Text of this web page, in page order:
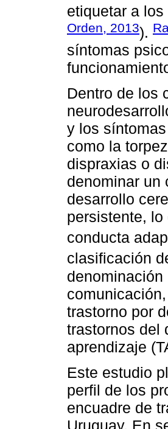
etiquetar a
Orden, 2013).
síntomas
Dentro de los
y los
como la
dispraxias o
denominar un
desarrollo
persistente,
conducta
clasificación
trastorno por
trastornos del
aprendizaje
Este estudio
perfil de los
encuadre de
Uruguay. En